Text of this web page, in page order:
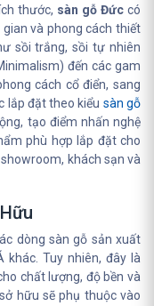
thước, sàn gỗ Đức có
và phong cách thiết
sồi trắng, sồi tự nhiên
đến các gam
cách cổ điển, sang
lắp đặt theo kiểu sàn gỗ
tạo điểm nhấn nghệ
phù hợp lắp đặt cho
khách sạn và
dòng sàn gỗ sản xuất
Tuy nhiên, đây là
chất lượng, độ bền và
hữu sẽ phụ thuộc vào